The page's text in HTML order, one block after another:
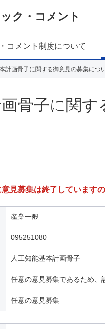
ク・コメント
コメント制度について
計画骨子に関する御意見の募集につ
骨子に関
見募集は終了しています
産業一般
095251080
人工知能基本計画骨子
任意の意見募集であるため、
任意の意見募集